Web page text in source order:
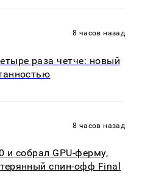
8 часов назад
раза четче: новый
8 часов назад
и собрал GPU-ферму,
спин-офф Final